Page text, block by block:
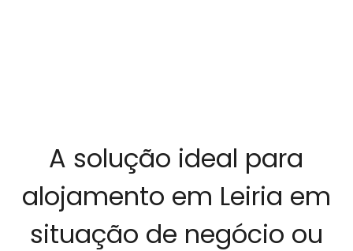
A solução ideal para
alojamento em Leiria em
situação de negócio ou